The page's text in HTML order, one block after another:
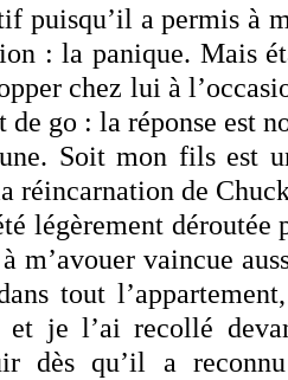
puisqu’il a permis à
: la panique. Mais
chez lui à
de go : la réponse est
Soit mon fils est
réincarnation de
légèrement déroutée
m’avouer vaincue
tout
et je l’ai recollé
dès qu’il a